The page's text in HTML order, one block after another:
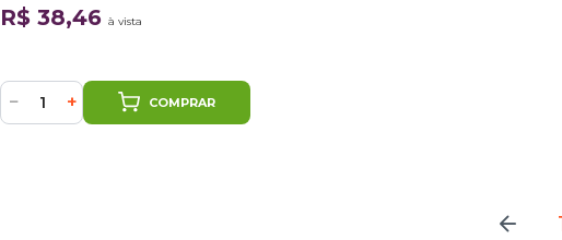
R$ 38,46 à vista
− + COMPRAR